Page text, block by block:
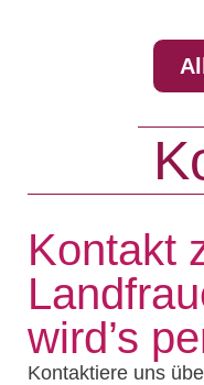
Kontakt
wird’s
Kontaktiere uns